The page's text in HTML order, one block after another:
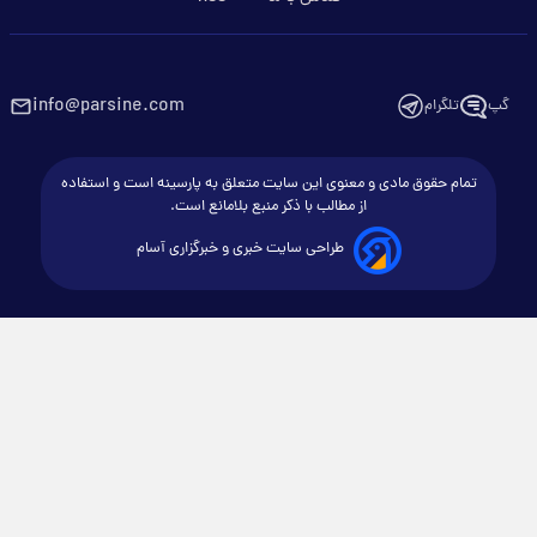
گپ تلگرام info@parsine.com
تمام حقوق مادی و معنوی این سایت متعلق به پارسینه است و استفاده
از مطالب با ذکر منبع بلامانع است.
طراحی سایت خبری و خبرگزاری آسام